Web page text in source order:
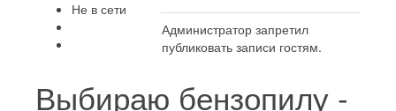
Не в сети
Администратор запретил
публиковать записи гостям.
Выбираю бензопилу -